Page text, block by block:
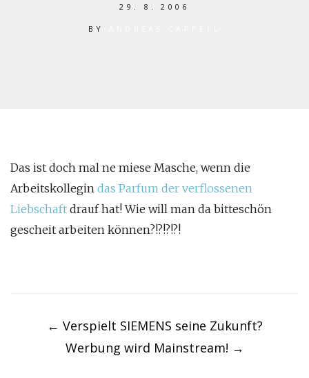
29. 8. 2006
BY
Das ist doch mal ne miese Masche, wenn die
Arbeitskollegin das Parfum der verflossenen
Liebschaft drauf hat! Wie will man da bitteschön
gescheit arbeiten können?!?!?!?!
navigation
← Verspielt SIEMENS seine Zukunft?
Werbung wird Mainstream! →